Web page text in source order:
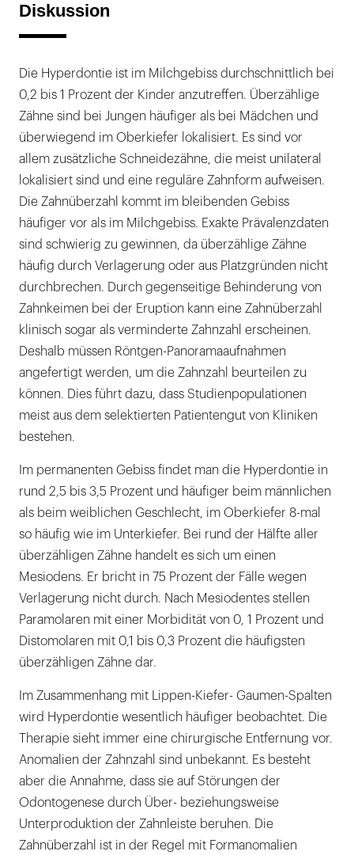
Diskussion
Die Hyperdontie ist im Milchgebiss durchschnittlich bei
0,2 bis 1 Prozent der Kinder anzutreffen. Überzählige
Zähne sind bei Jungen häufiger als bei Mädchen und
überwiegend im Oberkiefer lokalisiert. Es sind vor
allem zusätzliche Schneidezähne, die meist unilateral
lokalisiert sind und eine reguläre Zahnform aufweisen.
Die Zahnüberzahl kommt im bleibenden Gebiss
häufiger vor als im Milchgebiss. Exakte Prävalenzdaten
sind schwierig zu gewinnen, da überzählige Zähne
häufig durch Verlagerung oder aus Platzgründen nicht
durchbrechen. Durch gegenseitige Behinderung von
Zahnkeimen bei der Eruption kann eine Zahnüberzahl
klinisch sogar als verminderte Zahnzahl erscheinen.
Deshalb müssen Röntgen-Panoramaaufnahmen
angefertigt werden, um die Zahnzahl beurteilen zu
können. Dies führt dazu, dass Studienpopulationen
meist aus dem selektierten Patientengut von Kliniken
bestehen.
Im permanenten Gebiss findet man die Hyperdontie in
rund 2,5 bis 3,5 Prozent und häufiger beim männlichen
als beim weiblichen Geschlecht, im Oberkiefer 8-mal
so häufig wie im Unterkiefer. Bei rund der Hälfte aller
überzähligen Zähne handelt es sich um einen
Mesiodens. Er bricht in 75 Prozent der Fälle wegen
Verlagerung nicht durch. Nach Mesiodentes stellen
Paramolaren mit einer Morbidität von 0, 1 Prozent und
Distomolaren mit 0,1 bis 0,3 Prozent die häufigsten
überzähligen Zähne dar.
Im Zusammenhang mit Lippen-Kiefer- Gaumen-Spalten
wird Hyperdontie wesentlich häufiger beobachtet. Die
Therapie sieht immer eine chirurgische Entfernung vor.
Anomalien der Zahnzahl sind unbekannt. Es besteht
aber die Annahme, dass sie auf Störungen der
Odontogenese durch Über- beziehungsweise
Unterproduktion der Zahnleiste beruhen. Die
Zahnüberzahl ist in der Regel mit Formanomalien